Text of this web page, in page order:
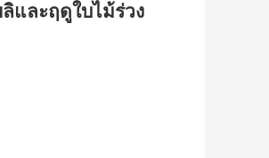
และฤดูใบไม้ร่วง